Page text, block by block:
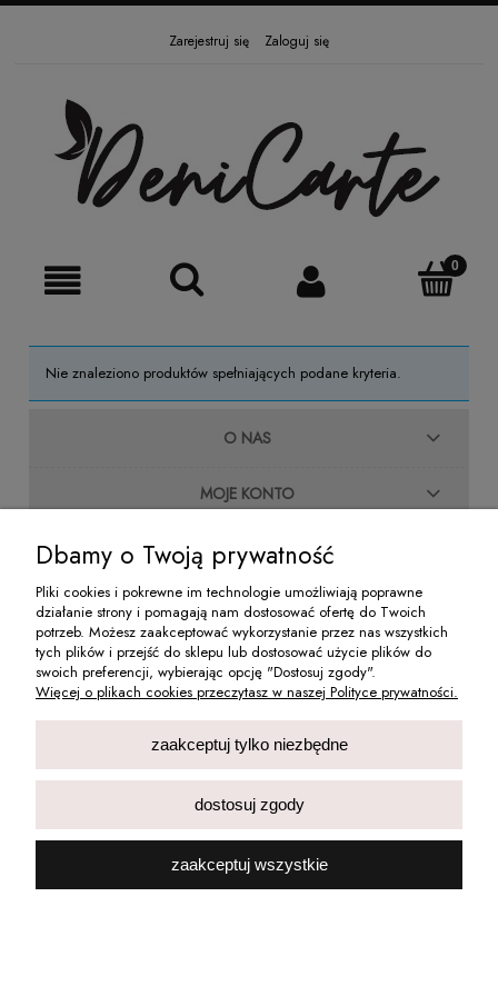
Zarejestruj się Zaloguj się
Nie znaleziono produktów spełniających podane kryteria.
O NAS
MOJE KONTO
INFORMACJE
PŁATNOŚCI I DOSTAWA
Deni Carte Dorota Skwierczyńska Spółka Jawna wpisana do Centralnej
Ewidencji i Informacji o Działalności Gospodarczej Rzeczypospolitej
pokaż pełną wersję strony
Sklep internetowy Shoper.pl
Dbamy o Twoją prywatność
Pliki cookies i pokrewne im technologie umożliwiają poprawne
działanie strony i pomagają nam dostosować ofertę do Twoich
potrzeb. Możesz zaakceptować wykorzystanie przez nas wszystkich
tych plików i przejść do sklepu lub dostosować użycie plików do
swoich preferencji, wybierając opcję "Dostosuj zgody".
Więcej o plikach cookies przeczytasz w naszej Polityce prywatności.
zaakceptuj tylko niezbędne
dostosuj zgody
zaakceptuj wszystkie